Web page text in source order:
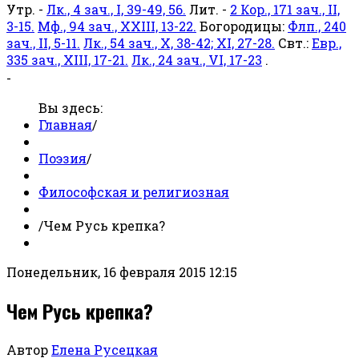
Утр. - Лк., 4 зач., I, 39-49, 56. Лит. - 2 Кор., 171 зач., II,
3-15. Мф., 94 зач., XXIII, 13-22. Богородицы: Флп., 240
зач., II, 5-11. Лк., 54 зач., X, 38-42; XI, 27-28. Свт.:Евр.,
335 зач., XIII, 17-21. Лк., 24 зач., VI, 17-23 .
-
Вы здесь:
Главная/
Поэзия/
Философская и религиозная
/Чем Русь крепка?
Понедельник, 16 февраля 2015 12:15
Чем Русь крепка?
АвторЕлена Русецкая